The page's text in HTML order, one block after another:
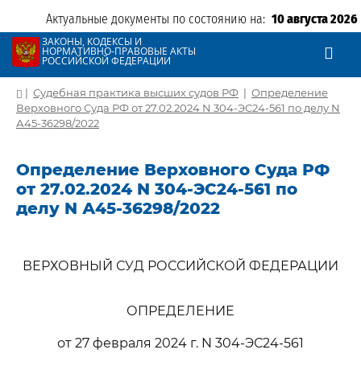
Актуальные документы по состоянию на: 10 августа 2026
ЗАКОНЫ, КОДЕКСЫ И
НОРМАТИВНО-ПРАВОВЫЕ АКТЫ
РОССИЙСКОЙ ФЕДЕРАЦИИ
| Судебная практика высших судов РФ | Определение
Верховного Суда РФ от 27.02.2024 N 304-ЭС24-561 по делу N
А45-36298/2022
Определение Верховного Суда РФ
от 27.02.2024 N 304-ЭС24-561 по
делу N А45-36298/2022
ВЕРХОВНЫЙ СУД РОССИЙСКОЙ ФЕДЕРАЦИИ
ОПРЕДЕЛЕНИЕ
от 27 февраля 2024 г. N 304-ЭС24-561